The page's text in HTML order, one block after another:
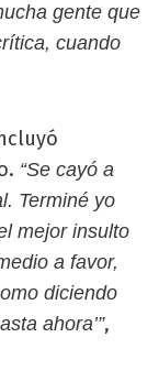
gente que
cuando
“Se cayó a
Terminé yo
mejor insulto
a favor,
diciendo
ahora’”,